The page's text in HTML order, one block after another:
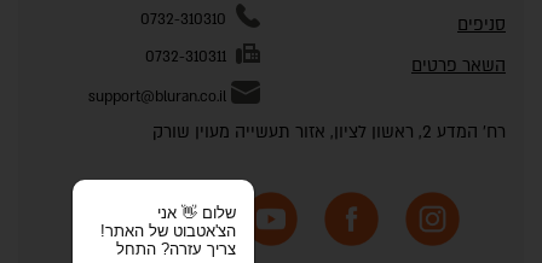
סניפים
השאר פרטים
0732-310310
0732-310311
support@bluran.co.il
רח' המדע 2, ראשון לציון, אזור תעשייה מעוין שורק
שלום 👋 אני
הצ'אטבוט של האתר!
צריך עזרה? התחל